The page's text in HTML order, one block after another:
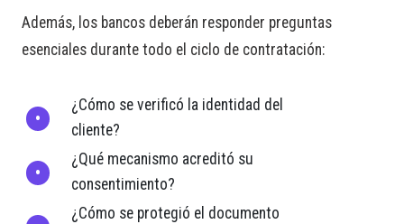
Además, los bancos deberán responder preguntas
esenciales durante todo el ciclo de contratación:
¿Cómo se verificó la identidad del
cliente?
¿Qué mecanismo acreditó su
consentimiento?
¿Cómo se protegió el documento